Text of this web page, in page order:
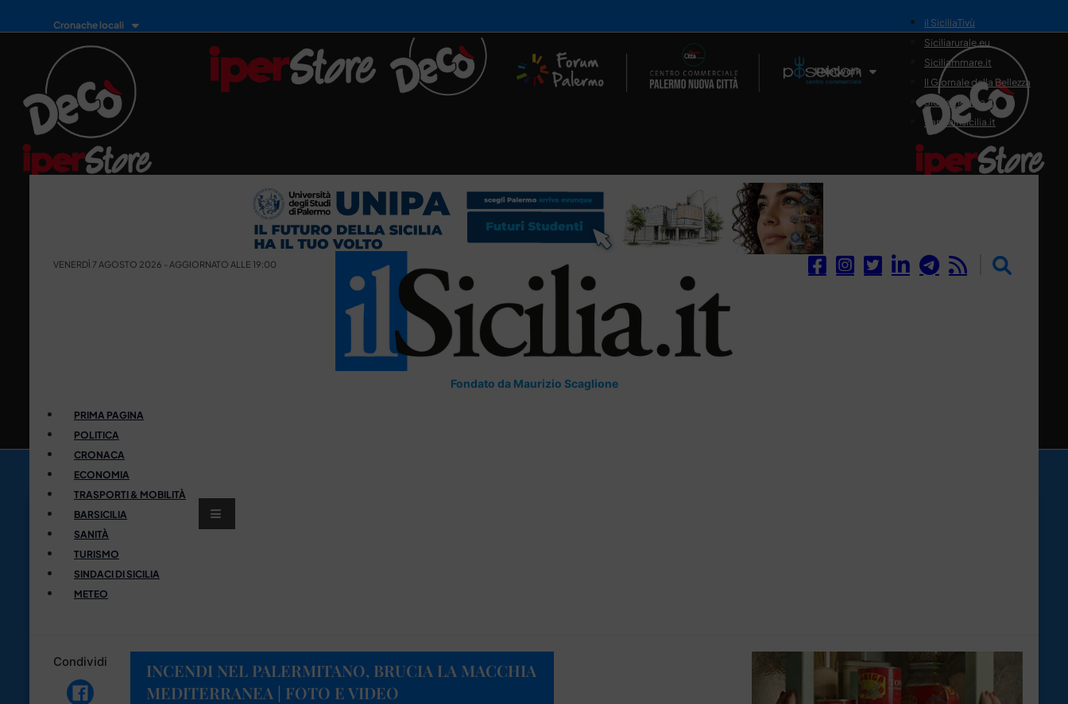
Cronache locali
Il Network
il SiciliaTivù
Siciliarurale.eu
Siciliammare.it
Il Giornale della Bellezza
Siciliamedica.it
Sanitainsicilia.it
VENERDÌ 7 AGOSTO 2026 - AGGIORNATO ALLE 19:00
Fondato da Maurizio Scaglione
PRIMA PAGINA
POLITICA
CRONACA
ECONOMIA
TRASPORTI & MOBILITÀ
BARSICILIA
SANITÀ
TURISMO
SINDACI DI SICILIA
METEO
Condividi
INCENDI NEL PALERMITANO, BRUCIA LA MACCHIA
MEDITERRANEA | FOTO E VIDEO